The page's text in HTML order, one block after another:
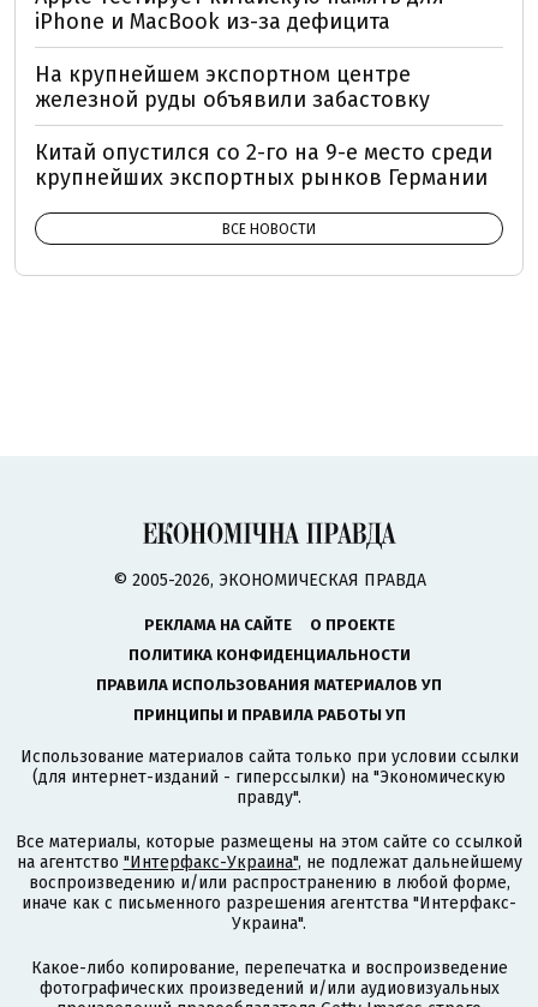
iPhone и MacBook из-за дефицита
На крупнейшем экспортном центре
железной руды объявили забастовку
Китай опустился со 2-го на 9-е место среди
крупнейших экспортных рынков Германии
ВСЕ НОВОСТИ
© 2005-2026, ЭКОНОМИЧЕСКАЯ ПРАВДА
РЕКЛАМА НА САЙТЕ
О ПРОЕКТЕ
ПОЛИТИКА КОНФИДЕНЦИАЛЬНОСТИ
ПРАВИЛА ИСПОЛЬЗОВАНИЯ МАТЕРИАЛОВ УП
ПРИНЦИПЫ И ПРАВИЛА РАБОТЫ УП
Использование материалов сайта только при условии ссылки
(для интернет-изданий - гиперссылки) на "Экономическую
правду".
Все материалы, которые размещены на этом сайте со ссылкой
на агентство "Интерфакс-Украина", не подлежат дальнейшему
воспроизведению и/или распространению в любой форме,
иначе как с письменного разрешения агентства "Интерфакс-
Украина".
Какое-либо копирование, перепечатка и воспроизведение
фотографических произведений и/или аудиовизуальных